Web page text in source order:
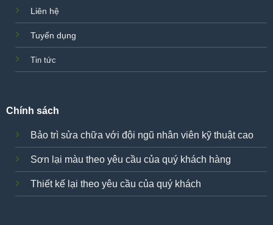
Liên hệ
Tuyển dụng
Tin tức
Chính sách
Bảo trì sửa chữa với đội ngũ nhân viên kỹ thuật cao
Sơn lại màu theo yêu cầu của quý khách hàng
Thiết kế lại theo yêu cầu của quý khách